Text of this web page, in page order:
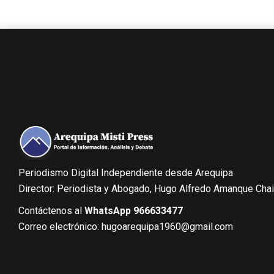
Periodismo Digital Independiente desde Arequipa
Director: Periodista y Abogado, Hugo Alfredo Amanque
Contáctenos al WhatsApp 966633477
Correo electrónico: hugoarequipa1960@gmail.com